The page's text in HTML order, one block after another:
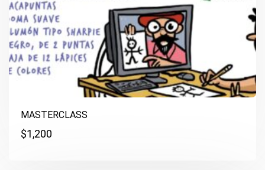
MASTERCLASS
$1,200